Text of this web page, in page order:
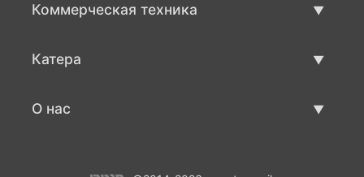
Коммерческая техника
Катера
О нас